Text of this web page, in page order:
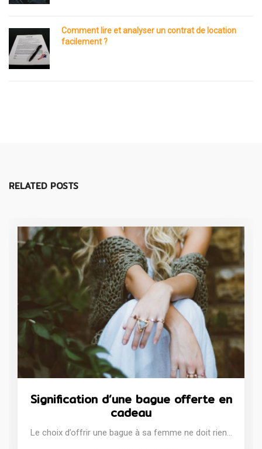
Comment lire et analyser un contrat de location
facilement ?
RELATED POSTS
Signification d’une bague offerte en
cadeau
Le choix d’offrir une bague à sa femme ne doit rien…